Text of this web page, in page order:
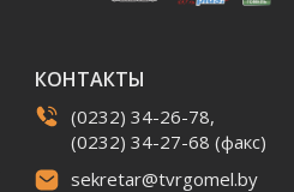
КОНТАКТЫ
(0232) 34-26-78,
(0232) 34-27-68 (факс)
sekretar@tvrgomel.by